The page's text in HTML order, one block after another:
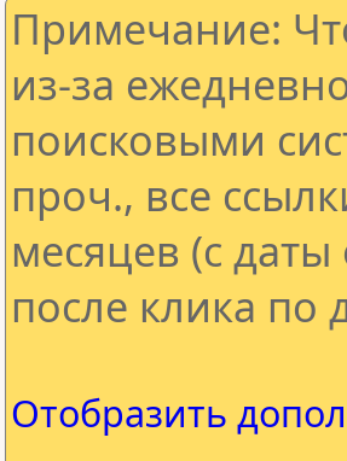
Примечание:
из-за
поисковыми
проч., все
месяцев (с
после клика по
Отобразить